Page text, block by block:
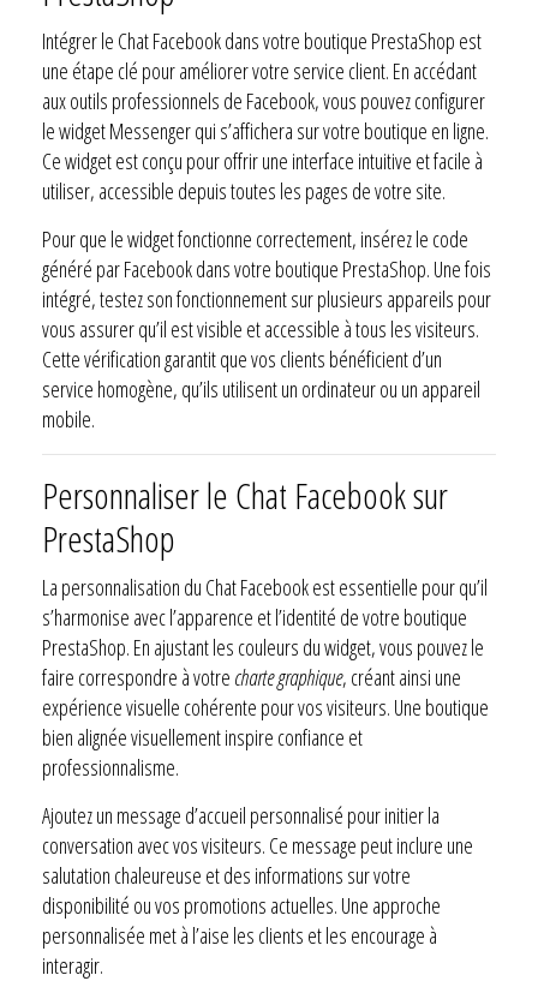
Intégrer le Chat Facebook dans votre boutique PrestaShop est
une étape clé pour améliorer votre service client. En accédant
aux outils professionnels de Facebook, vous pouvez configurer
le widget Messenger qui s’affichera sur votre boutique en ligne.
Ce widget est conçu pour offrir une interface intuitive et facile à
utiliser, accessible depuis toutes les pages de votre site.
Pour que le widget fonctionne correctement, insérez le code
généré par Facebook dans votre boutique PrestaShop. Une fois
intégré, testez son fonctionnement sur plusieurs appareils pour
vous assurer qu’il est visible et accessible à tous les visiteurs.
Cette vérification garantit que vos clients bénéficient d’un
service homogène, qu’ils utilisent un ordinateur ou un appareil
mobile.
Personnaliser le Chat Facebook sur
PrestaShop
La personnalisation du Chat Facebook est essentielle pour qu’il
s’harmonise avec l’apparence et l’identité de votre boutique
PrestaShop. En ajustant les couleurs du widget, vous pouvez le
faire correspondre à votre charte graphique, créant ainsi une
expérience visuelle cohérente pour vos visiteurs. Une boutique
bien alignée visuellement inspire confiance et
professionnalisme.
Ajoutez un message d’accueil personnalisé pour initier la
conversation avec vos visiteurs. Ce message peut inclure une
salutation chaleureuse et des informations sur votre
disponibilité ou vos promotions actuelles. Une approche
personnalisée met à l’aise les clients et les encourage à
interagir.